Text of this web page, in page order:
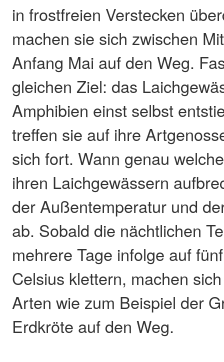
in frostfreien Verstecken
machen sie sich zwischen
Anfang Mai auf den Weg.
gleichen Ziel: das
Amphibien einst selbst
treffen sie auf ihre
sich fort. Wann genau
ihren Laichgewässern
der Außentemperatur und
ab. Sobald die nächtlichen
mehrere Tage infolge auf
Celsius klettern, machen
Arten wie zum Beispiel der
Erdkröte auf den Weg.